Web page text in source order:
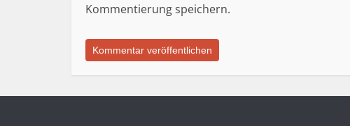
Kommentierung speichern.